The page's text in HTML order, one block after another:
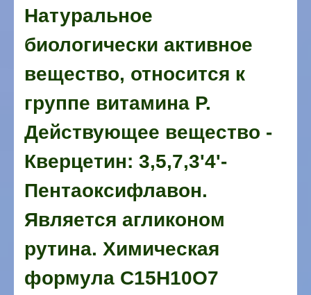
Натуральное
биологически активное
вещество, относится к
группе витамина Р.
Действующее вещество -
Кверцетин: 3,5,7,3'4'-
Пентаоксифлавон.
Является агликоном
рутина. Химическая
формула С15H10O7